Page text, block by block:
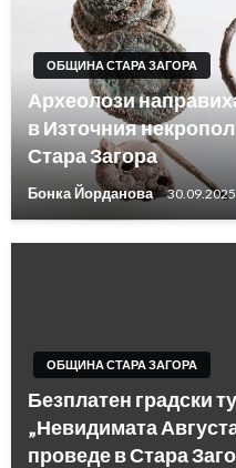
ОБЩИНА СТАРА ЗАГОРА
Археолози
в Източния
Стара Загора
Бонка Йорданова 30.09.2025
ОБЩИНА СТАРА ЗАГОРА
Безплатен градски
„Невидимата
проведе в Стара